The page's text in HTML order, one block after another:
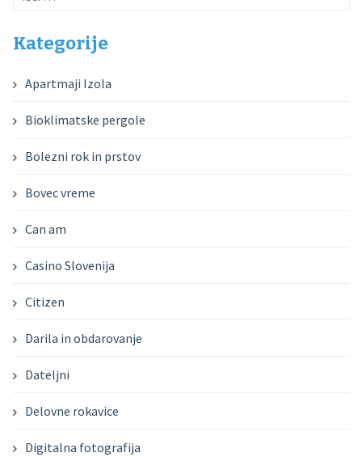
Kategorije
Apartmaji Izola
Bioklimatske pergole
Bolezni rok in prstov
Bovec vreme
Can am
Casino Slovenija
Citizen
Darila in obdarovanje
Dateljni
Delovne rokavice
Digitalna fotografija